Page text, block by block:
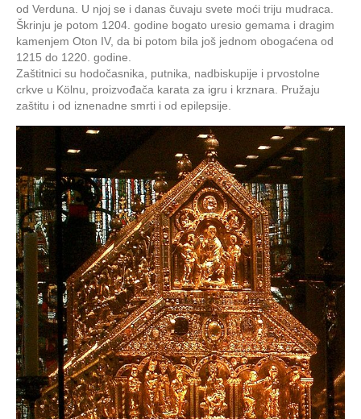
od Verduna. U njoj se i danas čuvaju svete moći triju mudraca.
Škrinju je potom 1204. godine bogato uresio gemama i dragim
kamenjem Oton IV, da bi potom bila još jednom obogaćena od
1215 do 1220. godine.
Zaštitnici su hodočasnika, putnika, nadbiskupije i prvostolne
crkve u Kölnu, proizvođača karata za igru i krznara. Pružaju
zaštitu i od iznenadne smrti i od epilepsije.